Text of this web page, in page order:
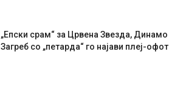
„Епски срам“ за Црвена Звезда, Динамо
Загреб со „петарда“ го најави плеј-офот